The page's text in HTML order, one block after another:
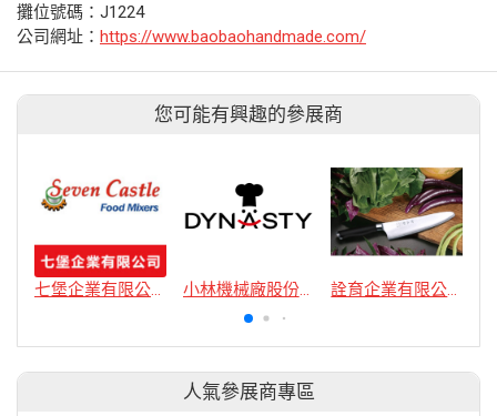
攤位號碼：J1224
公司網址： https://www.baobaohandmade.com/
您可能有興趣的參展商
七堡企業有限公司 小林機械廠股份有限公司 詮育企業有限公司
人氣參展商專區